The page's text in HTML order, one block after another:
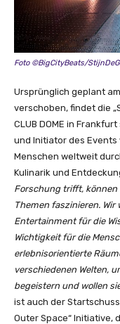
Foto ©BigCityBeats/
Ursprünglich geplant
verschoben, findet die
CLUB DOME in
und Initiator des
Menschen weltweit
Kulinarik und
Forschung trifft,
Themen faszinieren.
Entertainment für die
Wichtigkeit für die
erlebnisorientierte
verschiedenen Welten,
begeistern und wollen
ist auch der Startschuss
Outer Space“ Initiative,